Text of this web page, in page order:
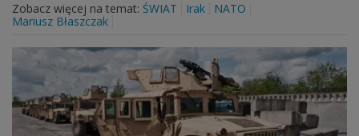
Zobacz więcej na temat: ŚWIAT Irak
NATO
Mariusz Błaszczak